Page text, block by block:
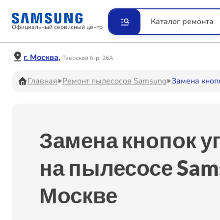
Официальный сервисный центр
Каталог ремонта
г. Москва, Тверской б-р, 26А
Главная Ремонт пылесосов Samsung Замена
Замена кнопок
на пылесосе
Москве
Ремонт Видеокамер
Ремонт Наушников
Ремонт Холодильников
систем